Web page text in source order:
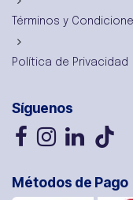
Términos y
Política de Privacidad
Síguenos
Métodos de Pago